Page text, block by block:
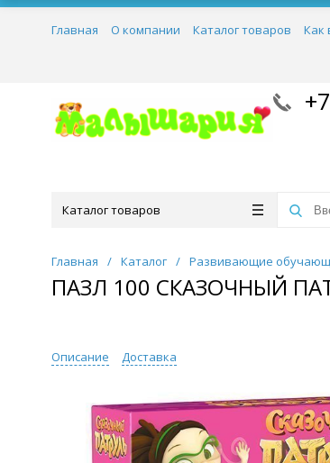
Главная О компании Каталог товаров Как
Каталог товаров
Главная / Каталог / Развивающие
ПАЗЛ 100 СКАЗОЧНЫЙ
Описание Доставка